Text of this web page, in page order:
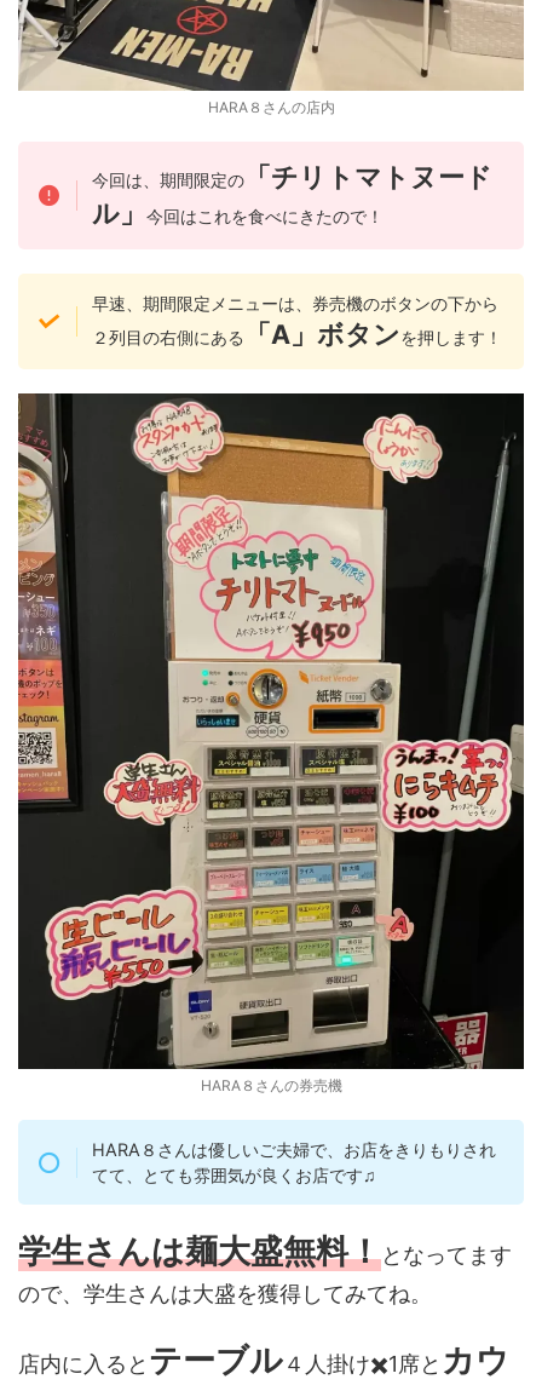
HARA８さんの店内
今回は、期間限定の
「チリトマトヌード
ル」今回はこれを食べにきたので！
早速、期間限定メニューは、券売機のボタンの下から
２列目の右側にある
「A」ボタンを押します！
HARA８さんの券売機
HARA８さんは優しいご夫婦で、お店をきりもりされ
てて、とても雰囲気が良くお店です♫
学生さんは麺大盛無料！となってます
ので、学生さんは大盛を獲得してみてね。
店内に入ると テーブル４人掛け✖️1席と カウ